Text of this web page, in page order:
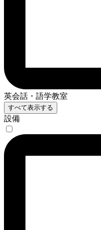
英会話・語学教室
すべて表示する
設備